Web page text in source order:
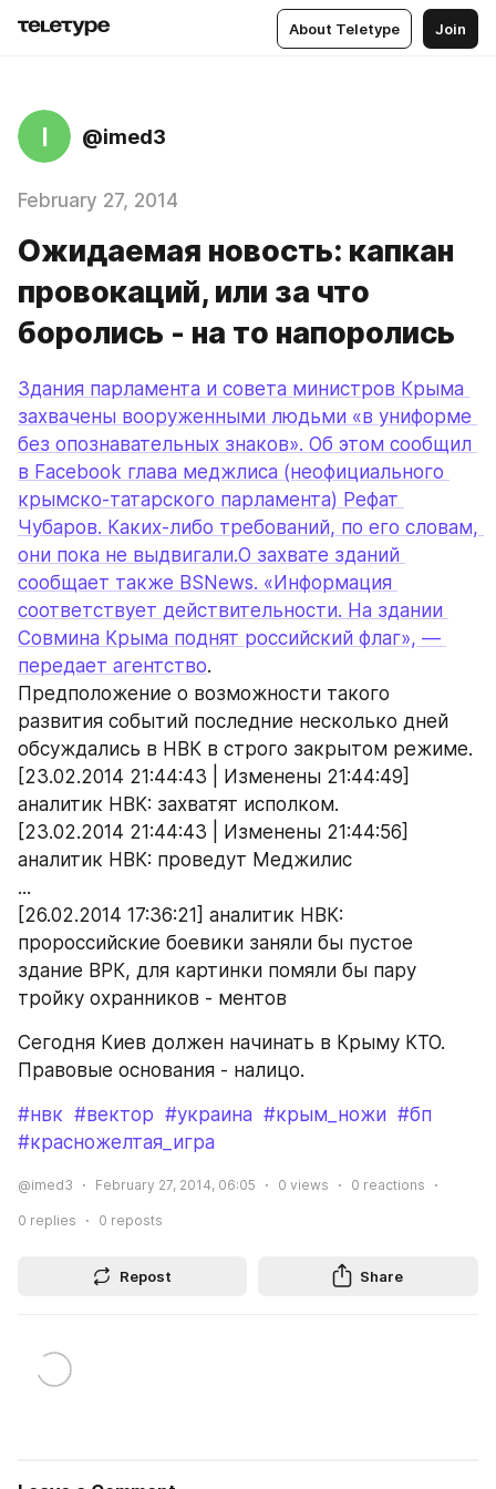
About Teletype Join
I @imed3
February 27, 2014
Ожидаемая новость: капкан
провокаций, или за что
боролись - на то напоролись
Здания парламента и совета министров Крыма
захвачены вооруженными людьми «в униформе
без опознавательных знаков». Об этом сообщил
в Facebook глава меджлиса (неофициального
крымско-татарского парламента) Рефат
Чубаров. Каких-либо требований, по его словам,
они пока не выдвигали.О захвате зданий
сообщает также BSNews. «Информация
соответствует действительности. На здании
Совмина Крыма поднят российский флаг», —
передает агентство.
Предположение о возможности такого
развития событий последние несколько дней
обсуждались в НВК в строго закрытом режиме.
[23.02.2014 21:44:43 | Изменены 21:44:49]
аналитик НВК: захватят исполком.
[23.02.2014 21:44:43 | Изменены 21:44:56]
аналитик НВК: проведут Меджилис
...
[26.02.2014 17:36:21] аналитик НВК:
пророссийские боевики заняли бы пустое
здание ВРК, для картинки помяли бы пару
тройку охранников - ментов
Сегодня Киев должен начинать в Крыму КТО.
Правовые основания - налицо.
#нвк #вектор #украина #крым_ножи #бп
#красножелтая_игра
@imed3 February 27, 2014, 06:05 0 views 0 reactions
0 replies 0 reposts
Repost Share